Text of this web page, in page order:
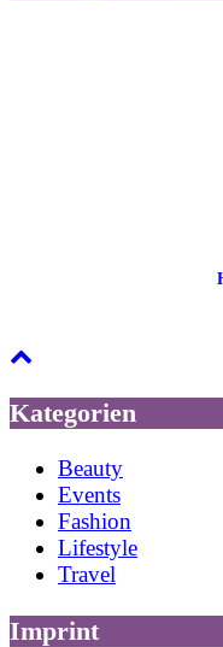
Kategorien
Beauty
Events
Fashion
Lifestyle
Travel
Imprint